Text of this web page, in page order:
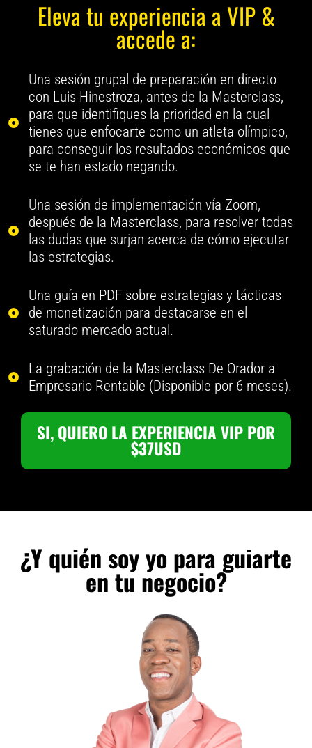
Eleva tu experiencia a VIP &
accede a:
Una sesión grupal de preparación en directo
con Luis Hinestroza, antes de la Masterclass,
para que identifiques la prioridad en la cual
tienes que enfocarte como un atleta olímpico,
para conseguir los resultados económicos que
se te han estado negando.
Una sesión de implementación vía Zoom,
después de la Masterclass, para resolver todas
las dudas que surjan acerca de cómo ejecutar
las estrategias.
Una guía en PDF sobre estrategias y tácticas
de monetización para destacarse en el
saturado mercado actual.
La grabación de la Masterclass De Orador a
Empresario Rentable (Disponible por 6 meses).
SI, QUIERO LA EXPERIENCIA VIP POR
$37USD
¿Y quién soy yo para guiarte
en tu negocio?